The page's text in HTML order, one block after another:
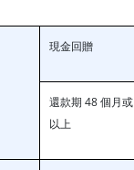
現金回贈
還款期 48 個月或
以上